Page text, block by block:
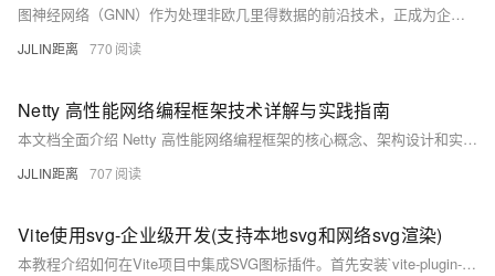
图神经网络（GNN）作为处理非欧几里得数据的前沿技术，正成为企业知识管理和智能推理的核心引擎。本文深入探讨如何在Java生态中构建基于GNN的知识图谱系统，涵盖从图数据建模、GNN模型集成、分布式图计算到实时推理的全流程。通过具体的代码实现和架构设计，展示如何将先进的图神经网络技术融入传统Java企业应用，为构建下一代智能决策系统提供完整解决方案。
JJLIN距离 770
Netty 高性能网络编程框架技术详解与实践指南
本文档全面介绍 Netty 高性能网络编程框架的核心概念、架构设计和实践应用。作为 Java 领域最优秀的 NIO 框架之一，Netty 提供了异步事件驱动的网络应用程序框架，用于快速开发可维护的高性能协议服务器和客户端。本文将深入探讨其 Reactor 模型、ChannelPipeline、编解码器、内存管理等核心机制，帮助开发者构建高性能的网络应用系统。
JJLIN距离 707
Vite使用svg-企业级开发(支持本地svg和网络svg渲染)
本教程介绍如何在Vite项目中集成SVG图标插件。首先安装`vite-plugin-svg-icons`，配置插件指向SVG图标目录，并注册全局组件。接着创建SVG图标组件，支持内部图标与外部图片展示。通过简单配置，即可在页面中灵活使用各类SVG图标，提升开发效率。